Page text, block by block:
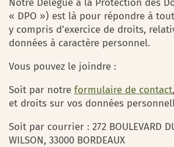
« DPO ») est là pour répondre à
y compris d’exercice de droits,
données à caractère personnel.
Vous pouvez le joindre :
Soit par notre formulaire de contact
et droits sur vos données
Soit par courrier : 272 BOULEVARD
WILSON, 33000 BORDEAUX